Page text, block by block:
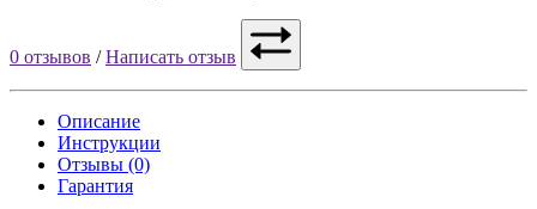
0 отзывов /Написать отзыв
Описание
Инструкции
Отзывы (0)
Гарантия